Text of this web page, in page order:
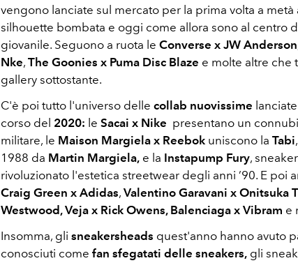
vengono lanciate sul mercato per la prima volta a metà
silhouette bombata e oggi come allora sono al centro
giovanile. Seguono a ruota le Converse x JW Anderson
Nke, The Goonies x Puma Disc Blaze e molte altre che
gallery sottostante.
C'è poi tutto l'universo delle collab nuovissime
corso del 2020: le Sacai x Nike presentano un
militare, le Maison Margiela x Reebok uniscono la Tabi
1988 da Martin Margiela, e la Instapump Fury,
rivoluzionato l'estetica streetwear degli anni ’90. E poi
Craig Green x Adidas, Valentino Garavani x Onitsuka
Westwood, Veja x Rick Owens, Balenciaga x Vibram e
Insomma, gli sneakersheads quest'anno hanno avuto
conosciuti come fan sfegatati delle sneakers, gli